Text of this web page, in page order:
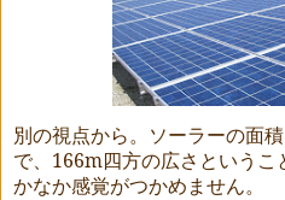
別の視点から。ソーラーの面
で、 166m四方の広さという
かなか感覚がつかめません。